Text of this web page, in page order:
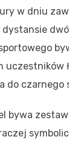
w dniu
uczestników
do czarnego
bywa